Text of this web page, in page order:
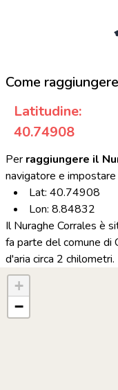
Come
Latitudine:
40.74908
Per raggiungere il
navigatore e
Lat: 40.74908
Lon: 8.84832
Il Nuraghe Corrales è
fa parte del comune di
d'aria circa 2 chilometri.
+
−